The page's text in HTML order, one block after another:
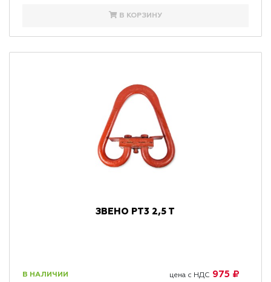
В КОРЗИНУ
ЗВЕНО РТ3 2,5 Т
В НАЛИЧИИ цена с НДС 975 ₽